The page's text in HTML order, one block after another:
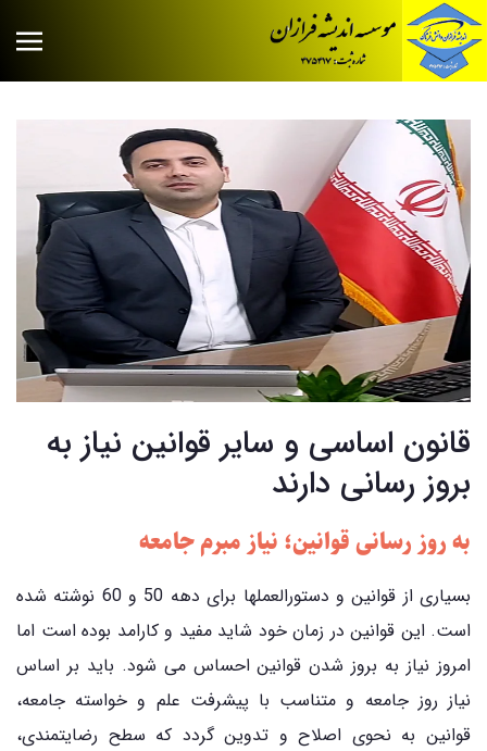
قانون اساسی و سایر قوانین نیاز به
بروز رسانی دارند
به روز رسانی قوانین؛ نیاز مبرم جامعه
بسیاری از قوانین و دستورالعملها برای دهه 50 و 60 نوشته شده
است. این قوانین در زمان خود شاید مفید و کارامد بوده است اما
امروز نیاز به بروز شدن قوانین احساس می شود. باید بر اساس
نیاز روز جامعه و متناسب با پیشرفت علم و خواسته جامعه،
قوانین به نحوی اصلاح و تدوین گردد که سطح رضایتمندی،